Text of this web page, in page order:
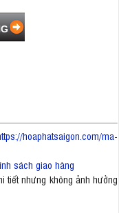
hoaphatsaigon.com/ma-
sách giao hàng
tiết nhưng không ảnh hưởng